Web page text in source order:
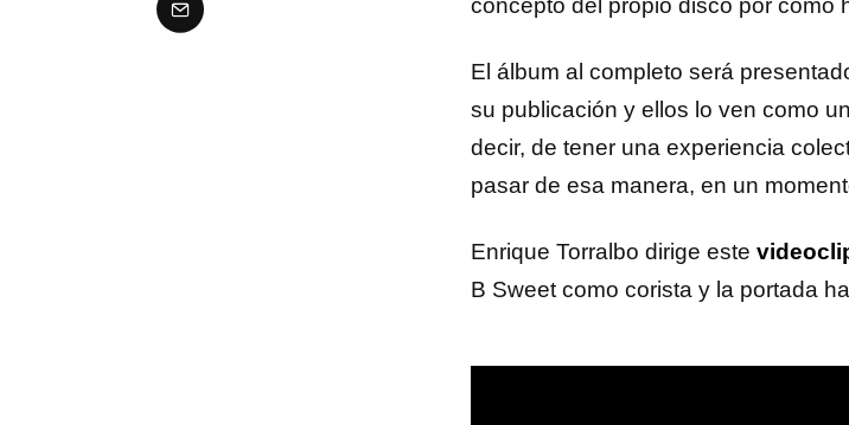
concepto del propio disco por cómo
El álbum al completo será
su publicación y ellos lo ven como
decir, de tener una experiencia
pasar de esa manera, en un
Enrique Torralbo dirige este
B Sweet como corista y la portada